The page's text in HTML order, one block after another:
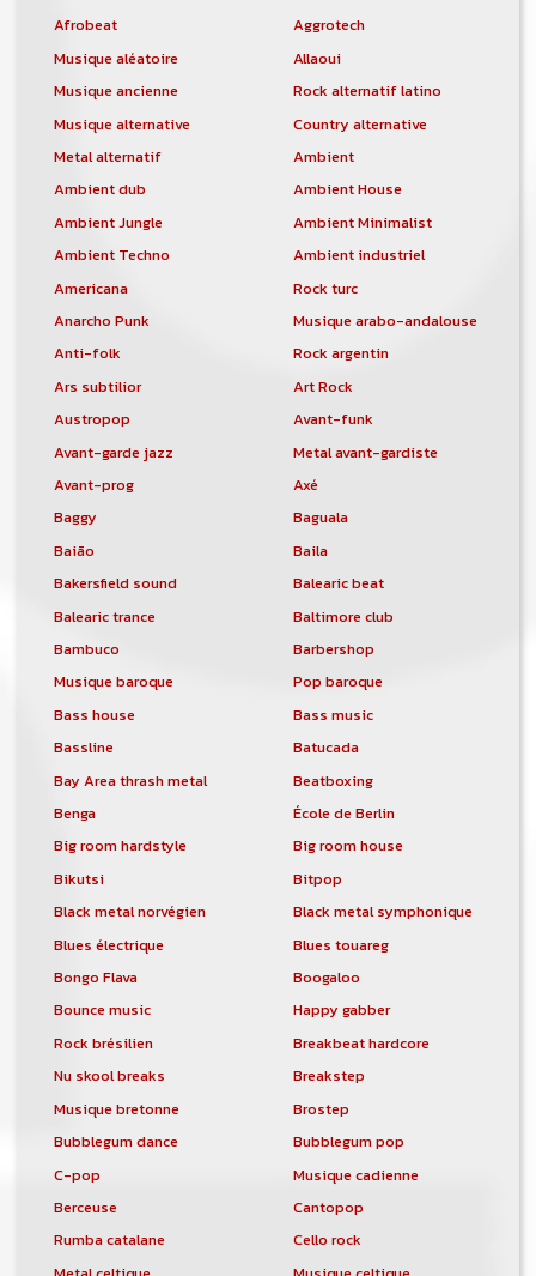
Afrobeat
Aggrotech
Musique aléatoire
Allaoui
Musique ancienne
Rock alternatif latino
Musique alternative
Country alternative
Metal alternatif
Ambient
Ambient dub
Ambient House
Ambient Jungle
Ambient Minimalist
Ambient Techno
Ambient industriel
Americana
Rock turc
Anarcho Punk
Musique arabo-andalouse
Anti-folk
Rock argentin
Ars subtilior
Art Rock
Austropop
Avant-funk
Avant-garde jazz
Metal avant-gardiste
Avant-prog
Axé
Baggy
Baguala
Baião
Baila
Bakersfield sound
Balearic beat
Balearic trance
Baltimore club
Bambuco
Barbershop
Musique baroque
Pop baroque
Bass house
Bass music
Bassline
Batucada
Bay Area thrash metal
Beatboxing
Benga
École de Berlin
Big room hardstyle
Big room house
Bikutsi
Bitpop
Black metal norvégien
Black metal symphonique
Blues électrique
Blues touareg
Bongo Flava
Boogaloo
Bounce music
Happy gabber
Rock brésilien
Breakbeat hardcore
Nu skool breaks
Breakstep
Musique bretonne
Brostep
Bubblegum dance
Bubblegum pop
C-pop
Musique cadienne
Berceuse
Cantopop
Rumba catalane
Cello rock